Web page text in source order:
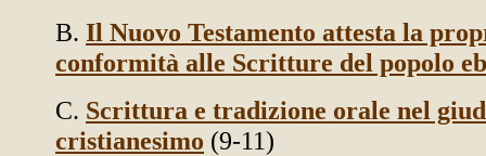
B. Il Nuovo Testamento attesta la
conformità alle Scritture del popolo
C. Scrittura e tradizione orale nel
cristianesimo (9-11)